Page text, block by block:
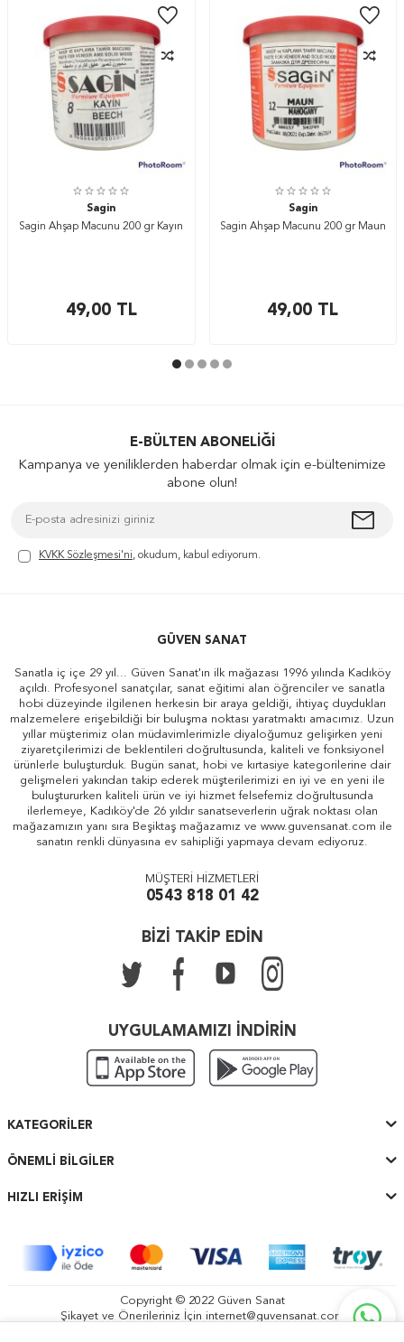
Sagin
Sagin Ahşap Macunu 200 gr Kayın
49,00TL
Sagin
Sagin Ahşap Macunu 200 gr Maun
49,00 TL
E-BÜLTEN ABONELIĞI
Kampanya ve yeniliklerden haberdar olmak için e-bültenimize
abone olun!
KVKK Sözleşmesi'ni, okudum, kabul ediyorum.
GÜVEN SANAT
Sanatla iç içe 29 yıl... Güven Sanat'ın ilk mağazası 1996 yılında Kadıköy
açıldı. Profesyonel sanatçılar, sanat eğitimi alan öğrenciler ve sanatla
hobi düzeyinde ilgilenen herkesin bir araya geldiği, ihtiyaç duydukları
malzemelere erişebildiği bir buluşma noktası yaratmaktı amacımız. Uzun
yıllar müşterimiz olan müdavimlerimizle diyaloğumuz gelişirken yeni
ziyaretçilerimizi de beklentileri doğrultusunda, kaliteli ve fonksiyonel
ürünlerle buluşturduk. Bugün sanat, hobi ve kırtasiye kategorilerine dair
gelişmeleri yakından takip ederek müşterilerimizi en iyi ve en yeni ile
buluştururken kaliteli ürün ve iyi hizmet felsefemiz doğrultusunda
ilerlemeye, Kadıköy'de 26 yıldır sanatseverlerin uğrak noktası olan
mağazamızın yanı sıra Beşiktaş mağazamız ve www.guvensanat.com ile
sanatın renkli dünyasına ev sahipliği yapmaya devam ediyoruz.
MÜŞTERİ HİZMETLERİ
0543 818 01 42
BİZİ TAKİP EDİN
UYGULAMAMIZI İNDİRİN
KATEGORILER
ÖNEMLI BILGILER
HIZLI ERIŞIM
Copyright © 2022 Güven Sanat
Şikayet ve Önerileriniz İçin internet@guvensanat.com